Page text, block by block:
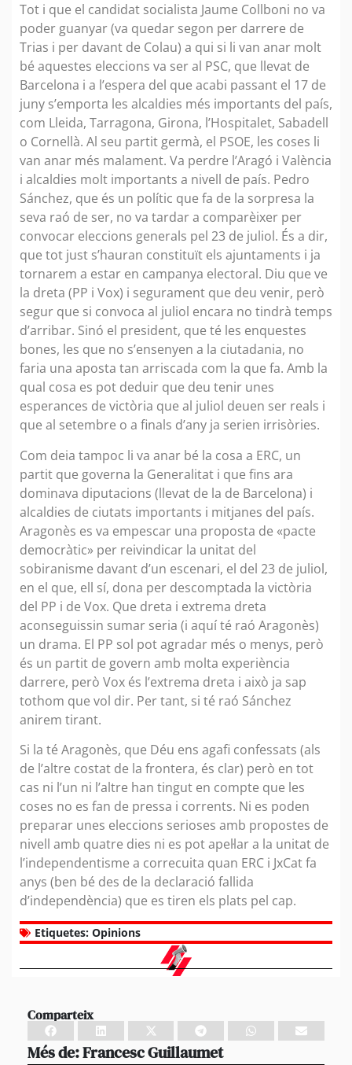
Tot i que el candidat socialista Jaume Collboni no va
poder guanyar (va quedar segon per darrere de
Trias i per davant de Colau) a qui si li van anar molt
bé aquestes eleccions va ser al PSC, que llevat de
Barcelona i a l’espera del que acabi passant el 17 de
juny s’emporta les alcaldies més importants del país,
com Lleida, Tarragona, Girona, l’Hospitalet, Sabadell
o Cornellà. Al seu partit germà, el PSOE, les coses li
van anar més malament. Va perdre l’Aragó i València
i alcaldies molt importants a nivell de país. Pedro
Sánchez, que és un polític que fa de la sorpresa la
seva raó de ser, no va tardar a comparèixer per
convocar eleccions generals pel 23 de juliol. És a dir,
que tot just s’hauran constituït els ajuntaments i ja
tornarem a estar en campanya electoral. Diu que ve
la dreta (PP i Vox) i segurament que deu venir, però
segur que si convoca al juliol encara no tindrà temps
d’arribar. Sinó el president, que té les enquestes
bones, les que no s’ensenyen a la ciutadania, no
faria una aposta tan arriscada com la que fa. Amb la
qual cosa es pot deduir que deu tenir unes
esperances de victòria que al juliol deuen ser reals i
que al setembre o a finals d’any ja serien irrisòries.
Com deia tampoc li va anar bé la cosa a ERC, un
partit que governa la Generalitat i que fins ara
dominava diputacions (llevat de la de Barcelona) i
alcaldies de ciutats importants i mitjanes del país.
Aragonès es va empescar una proposta de «pacte
democràtic» per reivindicar la unitat del
sobiranisme davant d’un escenari, el del 23 de juliol,
en el que, ell sí, dona per descomptada la victòria
del PP i de Vox. Que dreta i extrema dreta
aconseguissin sumar seria (i aquí té raó Aragonès)
un drama. El PP sol pot agradar més o menys, però
és un partit de govern amb molta experiència
darrere, però Vox és l’extrema dreta i això ja sap
tothom que vol dir. Per tant, si té raó Sánchez
anirem tirant.
Si la té Aragonès, que Déu ens agafi confessats (als
de l’altre costat de la frontera, és clar) però en tot
cas ni l’un ni l’altre han tingut en compte que les
coses no es fan de pressa i corrents. Ni es poden
preparar unes eleccions serioses amb propostes de
nivell amb quatre dies ni es pot apel·lar a la unitat de
l’independentisme a correcuita quan ERC i JxCat fa
anys (ben bé des de la declaració fallida
d’independència) que es tiren els plats pel cap.
Etiquetes: Opinions
Comparteix
Més de:Francesc Guillaumet